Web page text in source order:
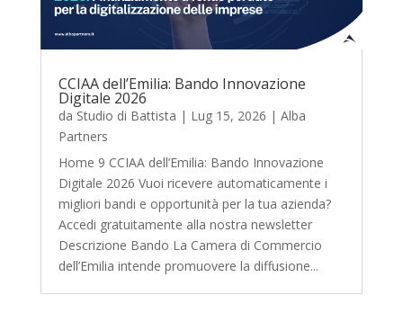
CCIAA dell’Emilia: Bando Innovazione
Digitale 2026
da Studio di Battista | Lug 15, 2026 | Alba
Partners
Home 9 CCIAA dell’Emilia: Bando Innovazione
Digitale 2026 Vuoi ricevere automaticamente i
migliori bandi e opportunità per la tua azienda?
Accedi gratuitamente alla nostra newsletter
Descrizione Bando La Camera di Commercio
dell’Emilia intende promuovere la diffusione...